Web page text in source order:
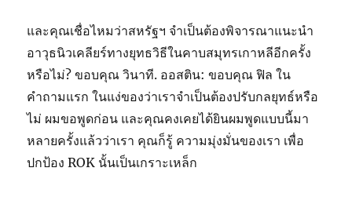
และคุณเชื่อไหมว่าสหรัฐฯ จำเป็นต้องพิจารณาแนะนำ
อาวุธนิวเคลียร์ทางยุทธวิธีในคาบสมุทรเกาหลีอีกครั้ง
หรือไม่? ขอบคุณ วินาที. ออสติน: ขอบคุณ ฟิล ใน
คำถามแรก ในแง่ของว่าเราจำเป็นต้องปรับกลยุทธ์หรือ
ไม่ ผมขอพูดก่อน และคุณคงเคยได้ยินผมพูดแบบนี้มา
หลายครั้งแล้วว่าเรา คุณก็รู้ ความมุ่งมั่นของเรา เพื่อ
ปกป้อง ROK นั้นเป็นเกราะเหล็ก